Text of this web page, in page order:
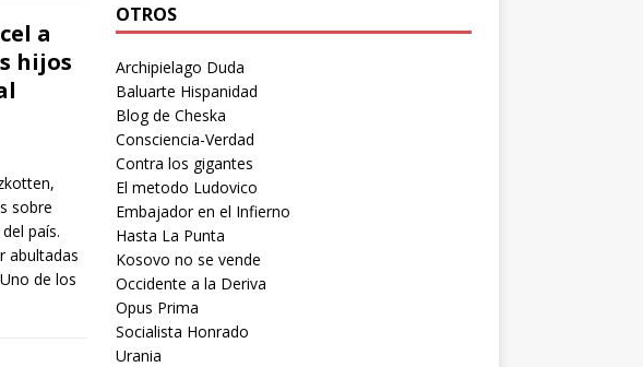
a
hijos
sobre
país.
abultadas
de los
OTROS
Archipielago Duda
Baluarte Hispanidad
Blog de Cheska
Consciencia-Verdad
Contra los gigantes
El metodo Ludovico
Embajador en el Infierno
Hasta La Punta
Kosovo no se vende
Occidente a la Deriva
Opus Prima
Socialista Honrado
Urania